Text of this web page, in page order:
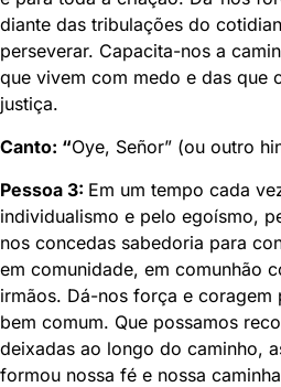
diante das tribulações do
perseverar. Capacita-nos a
que vivem com medo e das que
justiça.
Canto: “Oye, Señor” (ou outro
Pessoa 3: Em um tempo cada
individualismo e pelo egoísmo,
nos concedas sabedoria para
em comunidade, em comunhão
irmãos. Dá-nos força e coragem
bem comum. Que possamos
deixadas ao longo do caminho,
formou nossa fé e nossa